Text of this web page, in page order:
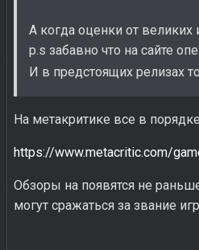
А когда оценки от великих
p.s забавно что на сайте
И в предстоящих релизах
На метакритике все в
https://www.metacritic.com/
Обзоры на появятся не
могут сражаться за звание